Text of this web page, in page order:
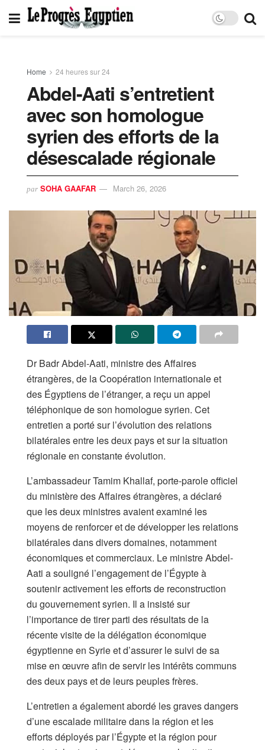
Home 24 heures sur 24
Abdel-Aati s’entretient
avec son homologue
syrien des efforts de la
désescalade régionale
par SOHA GAAFAR March 26, 2026
Dr Badr Abdel-Aati, ministre des Affaires
étrangères, de la Coopération internationale et
des Égyptiens de l’étranger, a reçu un appel
téléphonique de son homologue syrien. Cet
entretien a porté sur l’évolution des relations
bilatérales entre les deux pays et sur la situation
régionale en constante évolution.
L’ambassadeur Tamim Khallaf, porte-parole officiel
du ministère des Affaires étrangères, a déclaré
que les deux ministres avaient examiné les
moyens de renforcer et de développer les relations
bilatérales dans divers domaines, notamment
économiques et commerciaux. Le ministre Abdel-
Aati a souligné l’engagement de l’Égypte à
soutenir activement les efforts de reconstruction
du gouvernement syrien. Il a insisté sur
l’importance de tirer parti des résultats de la
récente visite de la délégation économique
égyptienne en Syrie et d’assurer le suivi de sa
mise en œuvre afin de servir les intérêts communs
des deux pays et de leurs peuples frères.
L’entretien a également abordé les graves dangers
d’une escalade militaire dans la région et les
efforts déployés par l’Égypte et la région pour